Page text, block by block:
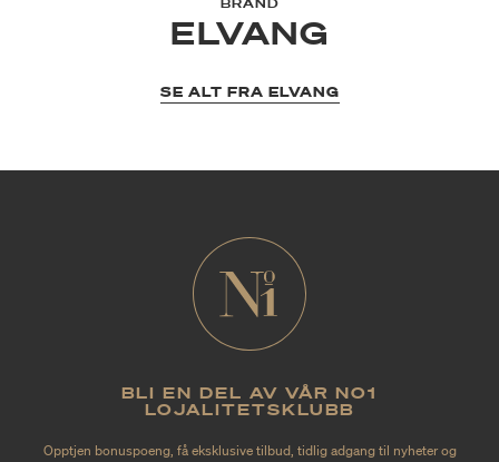
BRAND
ELVANG
SE ALT FRA ELVANG
BLI EN DEL AV VÅR NO1
LOJALITETSKLUBB
Opptjen bonuspoeng, få eksklusive tilbud, tidlig adgang til nyheter og